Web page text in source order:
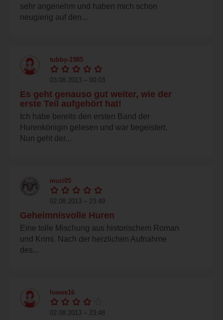
sehr angenehm und haben mich schon
neugierig auf den...
tubby-1985
03.08.2013 – 00:03
Es geht genauso gut weiter, wie der
erste Teil aufgehört hat!
Ich habe bereits den ersten Band der
Hurenkönigin gelesen und war begeistert.
Nun geht der...
muri05
02.08.2013 – 23:49
Geheimnisvolle Huren
Eine tolle Mischung aus historischem Roman
und Krimi. Nach der herzlichen Aufnahme
des...
loewe16
02.08.2013 – 23:48